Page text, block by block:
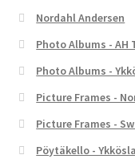
Nordahl Andersen
Photo Albums - AH
Photo Albums -
Picture Frames -
Picture Frames -
Pöytäkello -